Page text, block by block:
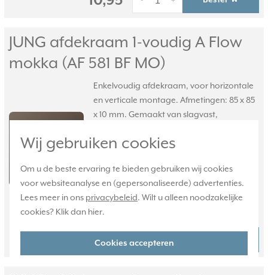
Wij gebruiken cookies
Om u de beste ervaring te bieden gebruiken wij cookies
voor websiteanalyse en (gepersonaliseerde) advertenties.
Lees meer in ons privacybeleid. Wilt u alleen noodzakelijke
cookies? Klik dan hier.
Cookies accepteren
JUNG afdekraam 1-voudig A Flow
mokka (AF 581 BF MO)
Enkelvoudig afdekraam, voor horizontale
en verticale montage. Afmetingen: 85 x 85
x 10 mm. Gemaakt van slagvast,
mokka.Meer informatie »
Huidige voorraad:
10,95 +
-